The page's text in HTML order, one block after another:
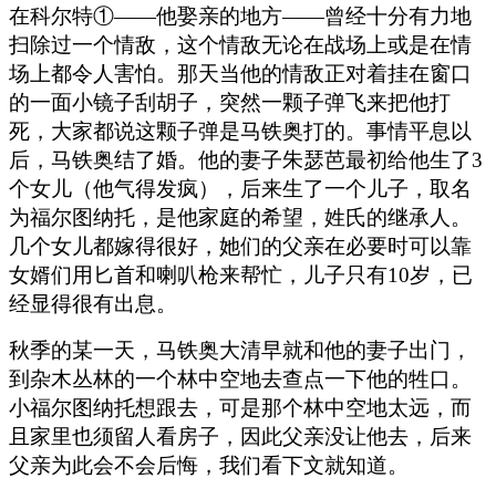
在科尔特①——他娶亲的地方——曾经十分有力地
扫除过一个情敌，这个情敌无论在战场上或是在情
场上都令人害怕。那天当他的情敌正对着挂在窗口
的一面小镜子刮胡子，突然一颗子弹飞来把他打
死，大家都说这颗子弹是马铁奥打的。事情平息以
后，马铁奥结了婚。他的妻子朱瑟芭最初给他生了3
个女儿（他气得发疯），后来生了一个儿子，取名
为福尔图纳托，是他家庭的希望，姓氏的继承人。
几个女儿都嫁得很好，她们的父亲在必要时可以靠
女婿们用匕首和喇叭枪来帮忙，儿子只有10岁，已
经显得很有出息。
秋季的某一天，马铁奥大清早就和他的妻子出门，
到杂木丛林的一个林中空地去查点一下他的牲口。
小福尔图纳托想跟去，可是那个林中空地太远，而
且家里也须留人看房子，因此父亲没让他去，后来
父亲为此会不会后悔，我们看下文就知道。